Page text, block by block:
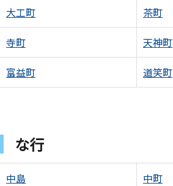
大工町 茶町
寺町 天神町
富益町 道笑町
な行
中島 中町